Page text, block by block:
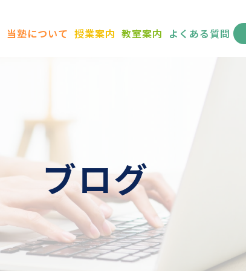
当塾について 授業案内 教室案内 よくある質問
ブログ